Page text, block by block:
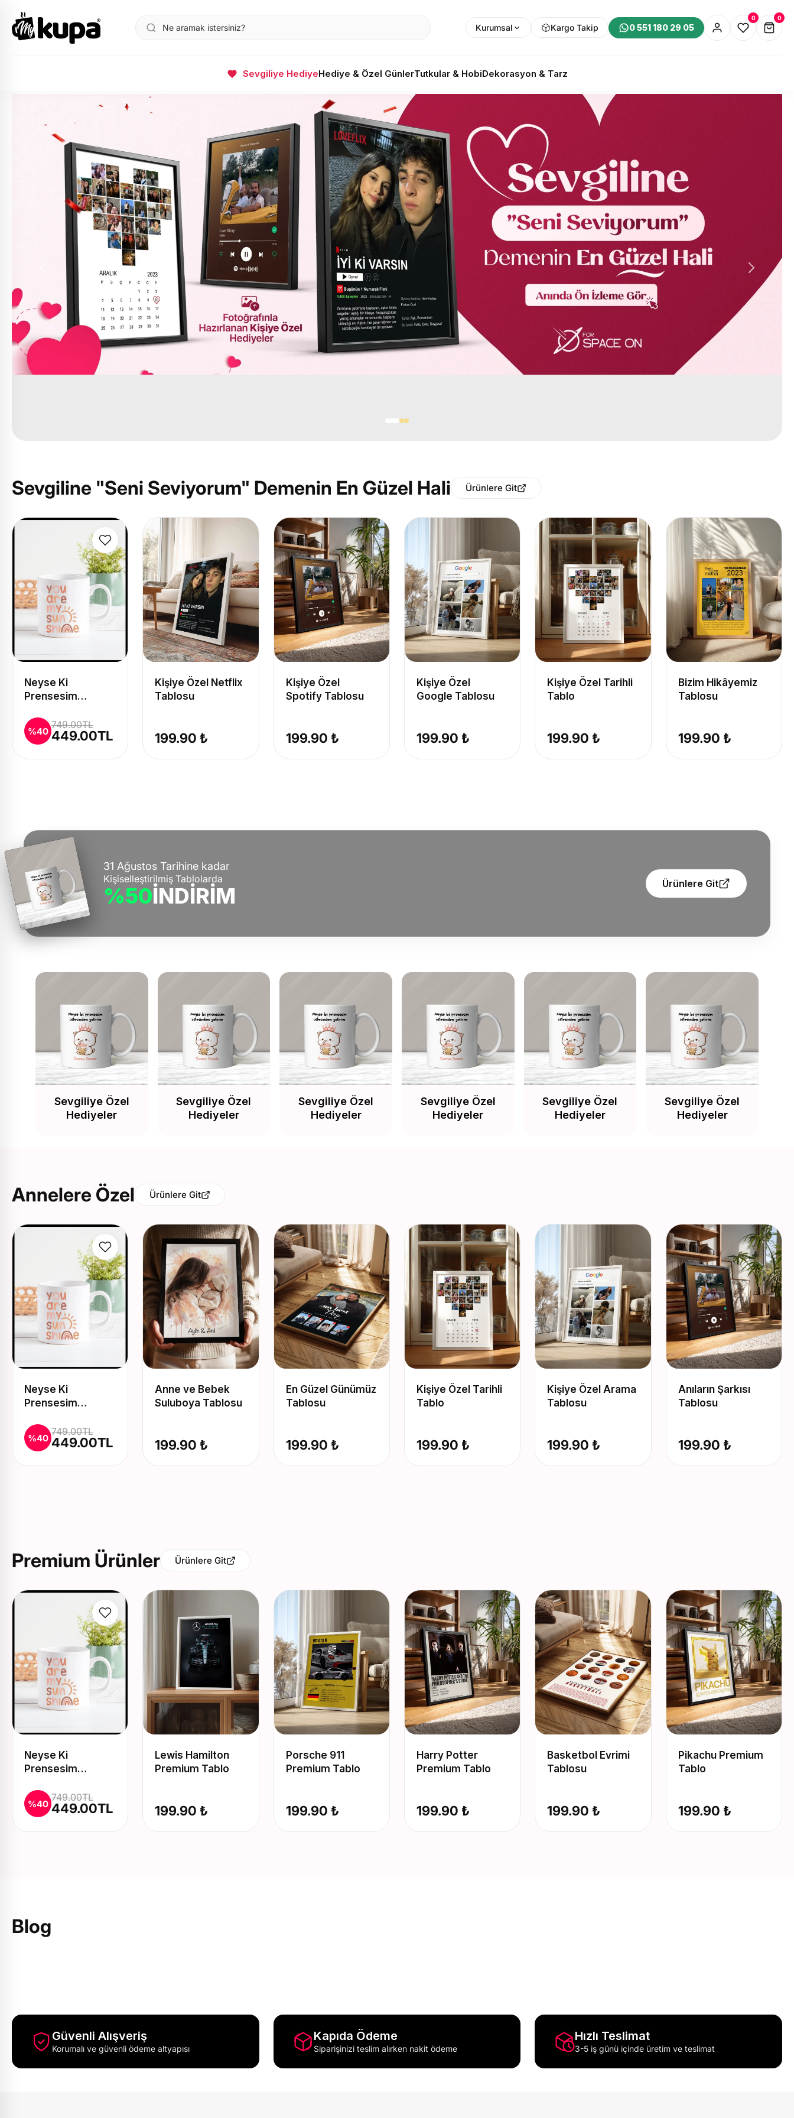
Kurumsal Kargo Takip 0 551 180 29 05
0 0
Sevgiliye HediyeHediye & Özel GünlerTutkular & HobiDekorasyon & Tarz
Sevgiline "Seni Seviyorum" Demenin En Güzel Hali Ürünlere Git
Neyse Ki
Prensesim
Gelirim Baskılı
Kupa ve Yastık
%40
749.00TL
449.00TL
Kişiye Özel Netflix
Tablosu
199.90 ₺
Kişiye Özel
Spotify Tablosu
199.90 ₺
Kişiye Özel
Google Tablosu
199.90 ₺
Kişiye Özel Tarihli
Tablo
199.90 ₺
Bizim Hikâyemiz
Tablosu
199.90 ₺
31 Ağustos Tarihine kadar
Kişiselleştirilmiş Tablolarda
%50İNDİRİM Ürünlere Git
Sevgiliye Özel
Hediyeler
Sevgiliye Özel
Hediyeler
Sevgiliye Özel
Hediyeler
Sevgiliye Özel
Hediyeler
Sevgiliye Özel
Hediyeler
Sevgiliye Özel
Hediyeler
Annelere Özel Ürünlere Git
Neyse Ki
Prensesim
Gelirim Baskılı
Kupa ve Yastık
%40
749.00TL
449.00TL
Anne ve Bebek
Suluboya Tablosu
199.90 ₺
En Güzel Günümüz
Tablosu
199.90 ₺
Kişiye Özel Tarihli
Tablo
199.90 ₺
Kişiye Özel Arama
Tablosu
199.90 ₺
Anıların Şarkısı
Tablosu
199.90 ₺
Premium Ürünler Ürünlere Git
Neyse Ki
Prensesim
Gelirim Baskılı
Kupa ve Yastık
%40
749.00TL
449.00TL
Lewis Hamilton
Premium Tablo
199.90 ₺
Porsche 911
Premium Tablo
199.90 ₺
Harry Potter
Premium Tablo
199.90 ₺
Basketbol Evrimi
Tablosu
199.90 ₺
Pikachu Premium
Tablo
199.90 ₺
Blogfikirlerini keşfedin.
Güvenli Alışveriş
Korumalı ve güvenli ödeme altyapısı
Kapıda Ödeme
Siparişinizi teslim alırken nakit ödeme
Hızlı Teslimat
3-5 iş günü içinde üretim ve teslimat